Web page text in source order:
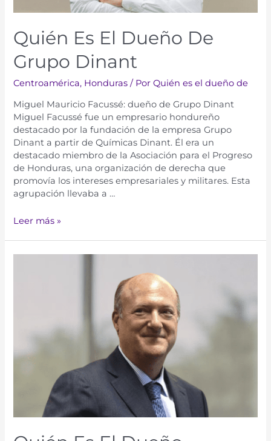
Quién Es El Dueño De
Grupo Dinant
Centroamérica, Honduras / PorQuién es el dueño de
Miguel Mauricio Facussé: dueño de Grupo Dinant
Miguel Facussé fue un empresario hondureño
destacado por la fundación de la empresa Grupo
Dinant a partir de Químicas Dinant. Él era un
destacado miembro de la Asociación para el Progreso
de Honduras, una organización de derecha que
promovía los intereses empresariales y militares. Esta
agrupación llevaba a …
Leer más »